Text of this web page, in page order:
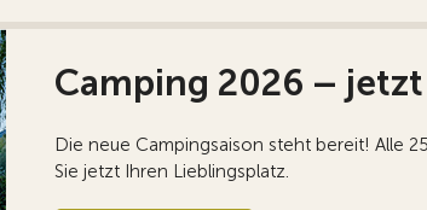
Camping 2026 –
Die neue Campingsaison steht bereit! Alle
Sie jetzt Ihren Lieblingsplatz.